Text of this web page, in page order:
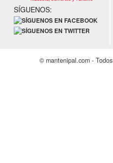
SÍGUENOS:
© mantenipal.com -